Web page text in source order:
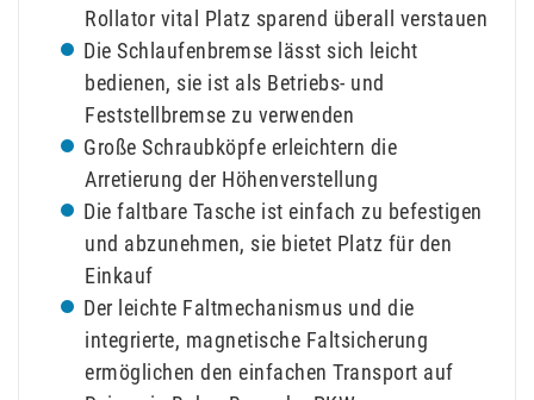
Rollator vital Platz sparend überall verstauen
Die Schlaufenbremse lässt sich leicht
bedienen, sie ist als Betriebs- und
Feststellbremse zu verwenden
Große Schraubköpfe erleichtern die
Arretierung der Höhenverstellung
Die faltbare Tasche ist einfach zu befestigen
und abzunehmen, sie bietet Platz für den
Einkauf
Der leichte Faltmechanismus und die
integrierte, magnetische Faltsicherung
ermöglichen den einfachen Transport auf